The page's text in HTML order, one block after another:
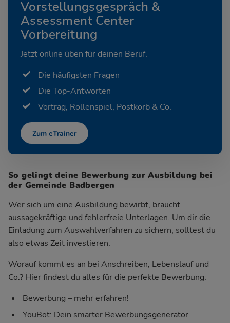
Vorstellungsgespräch &
Assessment Center
Vorbereitung
Jetzt online üben für deinen Beruf.
Die häufigsten Fragen
Die Top-Antworten
Vortrag, Rollenspiel, Postkorb & Co.
Zum eTrainer
So gelingt deine Bewerbung zur Ausbildung bei
der Gemeinde Badbergen
Wer sich um eine Ausbildung bewirbt, braucht
aussagekräftige und fehlerfreie Unterlagen. Um dir die
Einladung zum Auswahlverfahren zu sichern, solltest du
also etwas Zeit investieren.
Worauf kommt es an bei Anschreiben, Lebenslauf und
Co.? Hier findest du alles für die perfekte Bewerbung:
Bewerbung – mehr erfahren!
YouBot: Dein smarter Bewerbungsgenerator